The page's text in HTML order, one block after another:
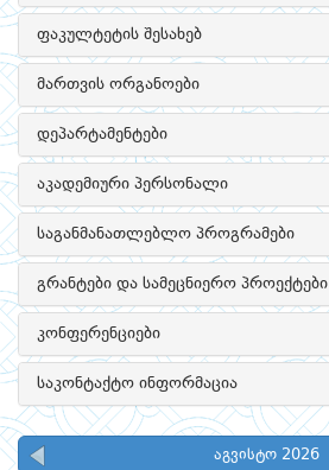
ფაკულტეტის შესახებ
მართვის ორგანოები
დეპარტამენტები
აკადემიური პერსონალი
საგანმანათლებლო პროგრამები
გრანტები და სამეცნიერო პროექტები
კონფერენციები
საკონტაქტო ინფორმაცია
აგვისტო 2026